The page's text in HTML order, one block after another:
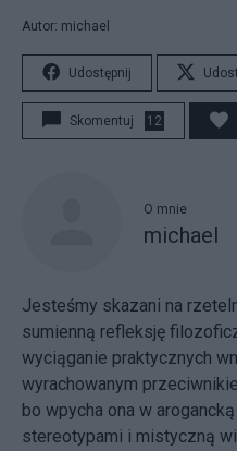
Autor: michael
Udostępnij
Skomentuj 12
O mnie
michael
Jesteśmy skazani na
sumienną refleksję
wyciąganie praktycznych
wyrachowanym
bo wpycha ona w
stereotypami i mistyczną